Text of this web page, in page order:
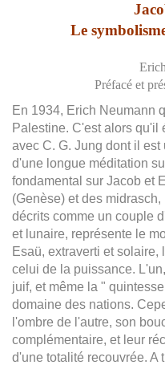
Le
Préfacé et
En 1934, Erich Neumann
Palestine. C'est alors qu'il
avec C. G. Jung dont il
d'une longue méditation
fondamental sur Jacob et
(Genèse) et des
décrits comme un couple
et lunaire, représente le
Esaü, extraverti et solaire,
celui de la puissance.
juif, et même la "
domaine des nations.
l'ombre de l'autre, son
complémentaire, et leur
d'une totalité recouvrée. A